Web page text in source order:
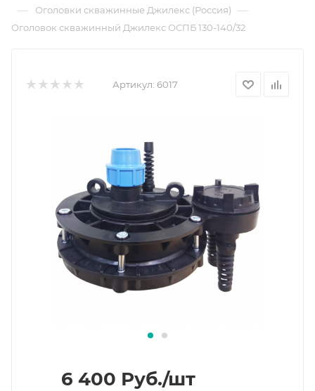
— Оголовки скважинные Джилекс (Россия) —
Оголовок скважинный Джилекс ОСПБ 130-140/32
Артикул: 6017
6 400 Руб./шт